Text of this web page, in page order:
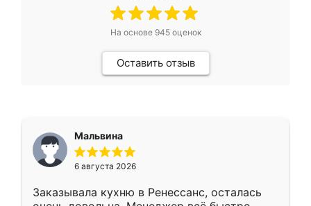
На основе 945оценок
Оставить отзыв
Мальвина
6 августа 2026
Заказывала кухню в Ренессанс, осталась